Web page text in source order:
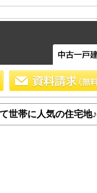
世帯に人気の住宅地♪